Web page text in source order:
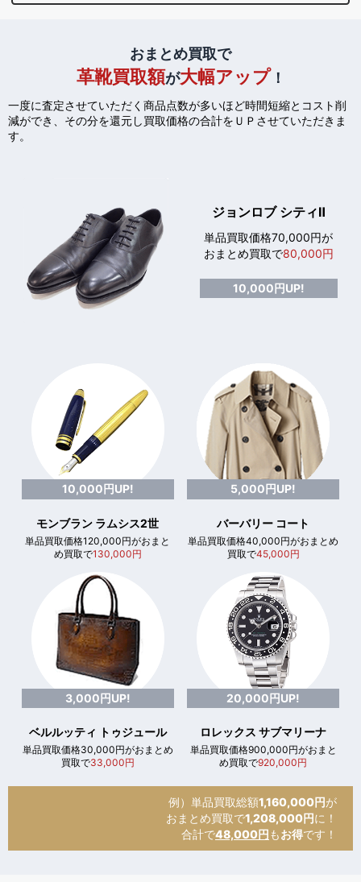
おまとめ買取で
革靴買取額が大幅アップ！
一度に査定させていただく商品点数が多いほど時間短縮とコスト削
減ができ、 その分を還元し買取価格の合計をＵＰさせていただきま
す。
ジョンロブ シティⅡ
単品買取価格70,000円が
おまとめ買取で80,000円
10,000円UP!
10,000円UP!
モンブラン ラムシス2世
単品買取価格120,000円がおまと
め買取で130,000円
5,000円UP!
バーバリー コート
単品買取価格40,000円がおまとめ
買取で45,000円
3,000円UP!
ベルルッティ トゥジュール
単品買取価格30,000円がおまとめ
買取で33,000円
20,000円UP!
ロレックス サブマリーナ
単品買取価格900,000円がおまと
め買取で920,000円
例）単品買取総額1,160,000円が
おまとめ買取で1,208,000円に！
合計で48,000円 もお得です！